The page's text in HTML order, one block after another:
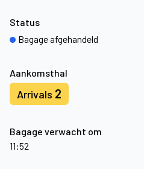
Aankomsthal
Arrivals 2
Bagage verwacht om
11:52
Status
Bagage afgehandeld